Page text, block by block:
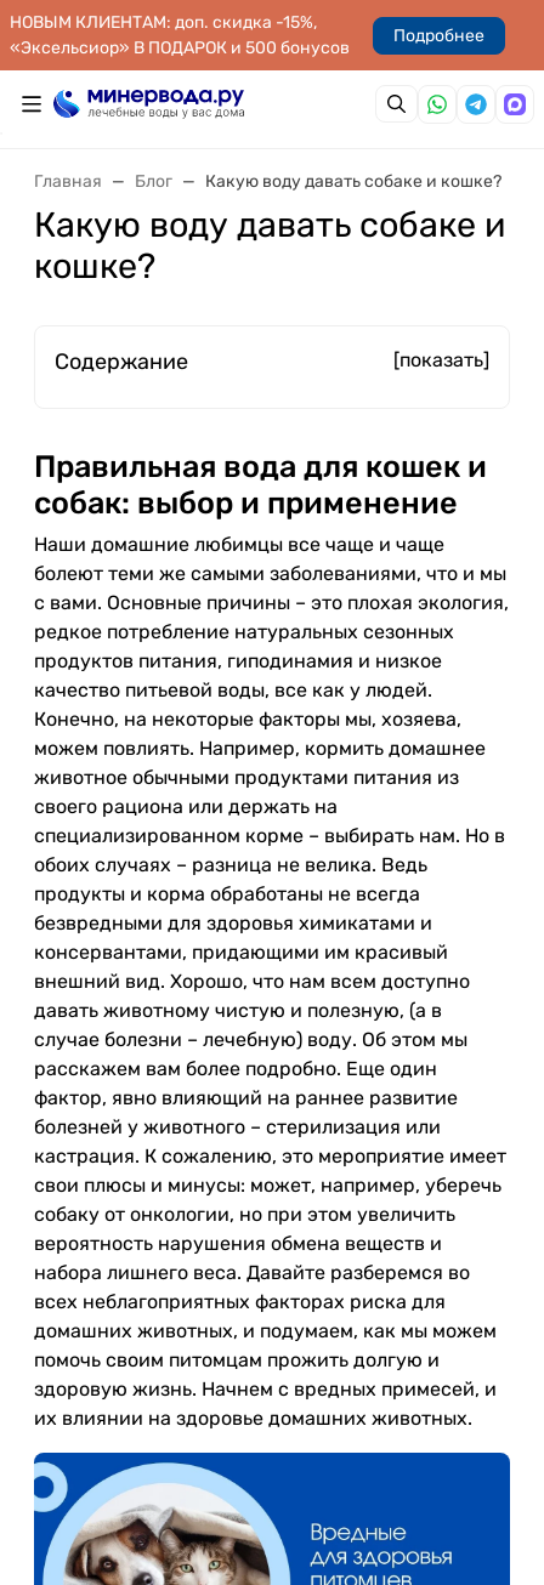
НОВЫМ КЛИЕНТАМ: доп. скидка -15%,
«Эксельсиор» В ПОДАРОК и 500 бонусов
Подробнее
Главная Блог Какую воду давать собаке и кошке?
Какую воду давать собаке и
кошке?
Содержание [показать]
Правильная вода для кошек и
собак: выбор и применение
Наши домашние любимцы все чаще и чаще
болеют теми же самыми заболеваниями, что и мы
с вами. Основные причины – это плохая экология,
редкое потребление натуральных сезонных
продуктов питания, гиподинамия и низкое
качество питьевой воды, все как у людей.
Конечно, на некоторые факторы мы, хозяева,
можем повлиять. Например, кормить домашнее
животное обычными продуктами питания из
своего рациона или держать на
специализированном корме – выбирать нам. Но в
обоих случаях – разница не велика. Ведь
продукты и корма обработаны не всегда
безвредными для здоровья химикатами и
консервантами, придающими им красивый
внешний вид. Хорошо, что нам всем доступно
давать животному чистую и полезную, (а в
случае болезни – лечебную) воду. Об этом мы
расскажем вам более подробно. Еще один
фактор, явно влияющий на раннее развитие
болезней у животного – стерилизация или
кастрация. К сожалению, это мероприятие имеет
свои плюсы и минусы: может, например, уберечь
собаку от онкологии, но при этом увеличить
вероятность нарушения обмена веществ и
набора лишнего веса. Давайте разберемся во
всех неблагоприятных факторах риска для
домашних животных, и подумаем, как мы можем
помочь своим питомцам прожить долгую и
здоровую жизнь. Начнем с вредных примесей, и
их влиянии на здоровье домашних животных.